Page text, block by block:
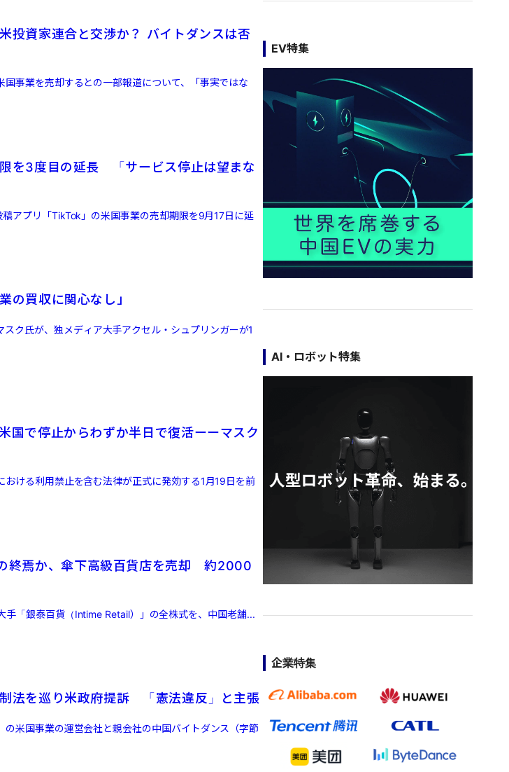
投資家連合と交渉か？ バイトダンスは否
事業を売却するとの一部報道について、「事実ではな
を3度目の延長 「サービス停止は望まな
アプリ「TikTok」の米国事業の売却期限を9月17日に延
の買収に関心なし」
ク氏が、独メディア大手アクセル・シュプリンガーが1
国で停止からわずか半日で復活ーーマスク
ける利用禁止を含む法律が正式に発効する1月19日を前
終焉か、傘下高級百貨店を売却 約2000
手「銀泰百貨（Intime Retail）」の全株式を、中国老舗...
法を巡り米政府提訴 「憲法違反」と主張
米国事業の運営会社と親会社の中国バイトダンス（字節
EV特集
AI・ロボット特集
企業特集